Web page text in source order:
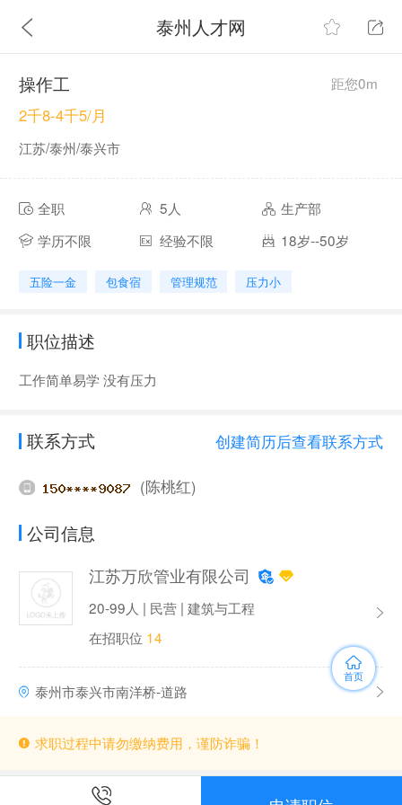
泰州人才网
操作工 距您0m
2千8-4千5/月
江苏/泰州/泰兴市
全职 5人
生产部
学历不限
经验不限 18岁--50岁
五险一金 包食宿 管理规范 压力小
职位描述
工作简单易学 没有压力
联系方式 创建简历后查看联系方式
(陈桃红)
公司信息
江苏万欣管业有限公司
20-99人 | 民营 | 建筑与工程
在招职位 14
泰州市泰兴市南洋桥-道路
求职过程中请勿缴纳费用，谨防诈骗！
首页